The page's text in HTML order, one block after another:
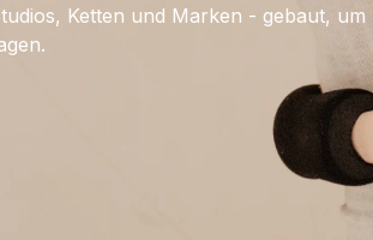
Ketten und Marken - gebaut, um